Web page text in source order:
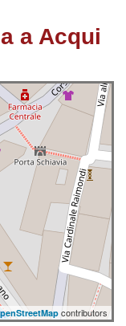
a Acqui
contributors